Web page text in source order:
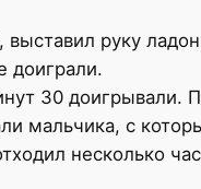
руку
30 доигрывали.
мальчика, с
несколько